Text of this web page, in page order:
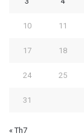
10 11
17 18
24 25
31
« Th7